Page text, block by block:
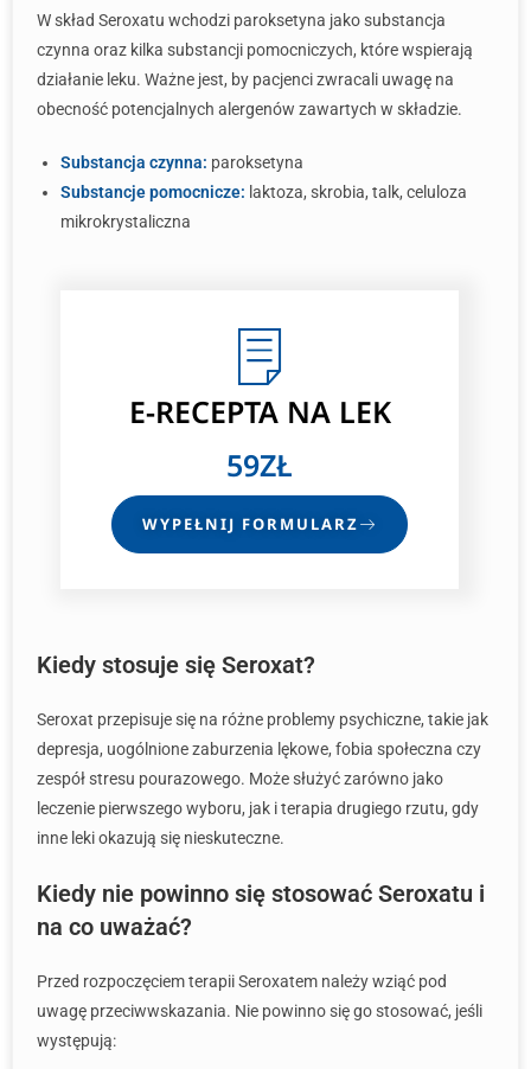
W skład Seroxatu wchodzi paroksetyna jako substancja
czynna oraz kilka substancji pomocniczych, które wspierają
działanie leku. Ważne jest, by pacjenci zwracali uwagę na
obecność potencjalnych alergenów zawartych w składzie.
Substancja czynna: paroksetyna
Substancje pomocnicze: laktoza, skrobia, talk, celuloza
mikrokrystaliczna
E-RECEPTANA LEK
59ZŁ
WYPEŁNIJ FORMULARZ
Kiedy stosuje się Seroxat?
Seroxat przepisuje się na różne problemy psychiczne, takie jak
depresja, uogólnione zaburzenia lękowe, fobia społeczna czy
zespół stresu pourazowego. Może służyć zarówno jako
leczenie pierwszego wyboru, jak i terapia drugiego rzutu, gdy
inne leki okazują się nieskuteczne.
Kiedy nie powinno się stosować Seroxatu i
na co uważać?
Przed rozpoczęciem terapii Seroxatem należy wziąć pod
uwagę przeciwwskazania. Nie powinno się go stosować, jeśli
występują: